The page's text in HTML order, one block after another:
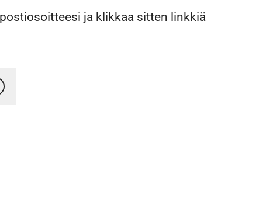
ja klikkaa sitten linkkiä